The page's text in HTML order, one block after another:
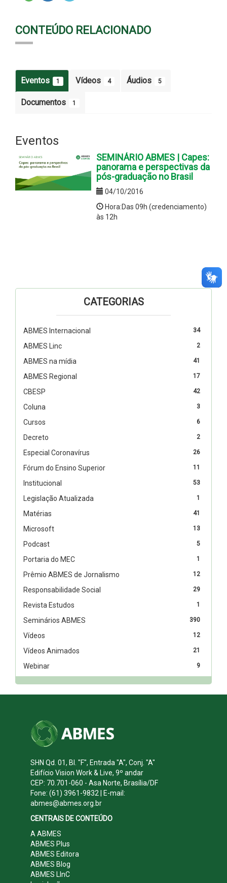
CONTEÚDO RELACIONADO
Eventos 1 Vídeos 4 Áudios 5
Documentos 1
Eventos
SEMINÁRIO ABMES | Capes:
panorama e perspectivas da
pós-graduação no Brasil
04/10/2016
Hora:Das 09h (credenciamento)
às 12h
CATEGORIAS
34
ABMES Internacional
2
ABMES Linc
41
ABMES na mídia
17
ABMES Regional
42
CBESP
3
Coluna
6
Cursos
2
Decreto
26
Especial Coronavírus
11
Fórum do Ensino Superior
53
Institucional
1
Legislação Atualizada
41
Matérias
13
Microsoft
5
Podcast
1
Portaria do MEC
12
Prêmio ABMES de Jornalismo
29
Responsabilidade Social
1
Revista Estudos
390
Seminários ABMES
12
Vídeos
21
Vídeos Animados
9
Webinar
SHN Qd. 01, Bl. "F", Entrada "A", Conj. "A"
Edifício Vision Work & Live, 9º andar
CEP: 70.701-060 - Asa Norte, Brasília/DF
Fone: (61) 3961-9832 | E-mail:
abmes@abmes.org.br
CENTRAIS DE CONTEÚDO
A ABMES
ABMES Plus
ABMES Editora
ABMES Blog
ABMES LInC